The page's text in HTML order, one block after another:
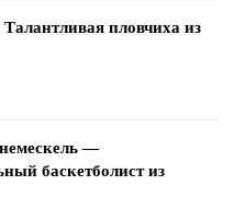
пловчиха из
—
баскетболист из